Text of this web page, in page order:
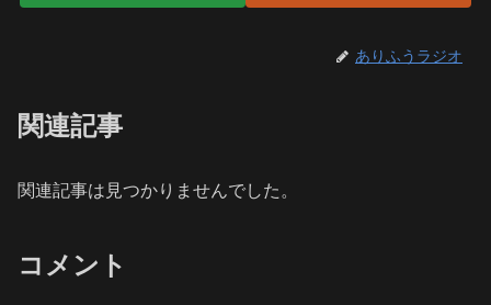
ありふうラジオ
関連記事
関連記事は見つかりませんでした。
コメント